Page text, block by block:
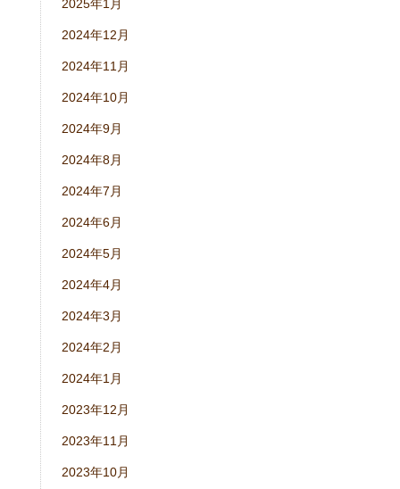
2025年1月
2024年12月
2024年11月
2024年10月
2024年9月
2024年8月
2024年7月
2024年6月
2024年5月
2024年4月
2024年3月
2024年2月
2024年1月
2023年12月
2023年11月
2023年10月